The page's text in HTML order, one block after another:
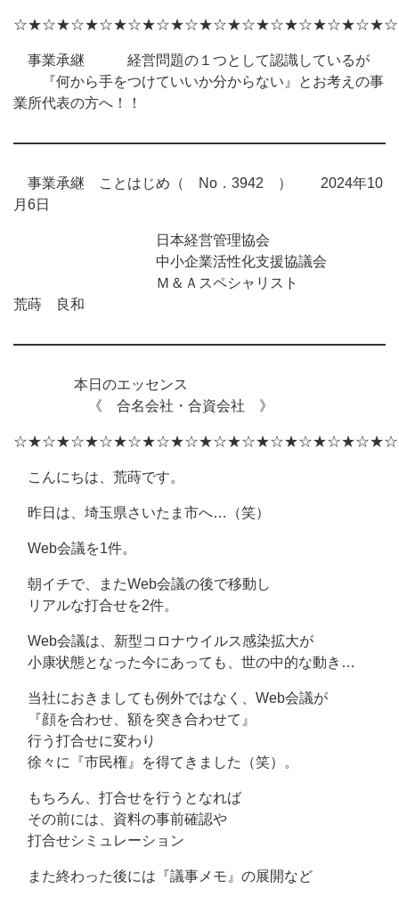
事業承継 経営問題の１つとして認識しているが
『何から手をつけていいか分からない』とお考えの事
業所代表の方へ！！
事業承継 ことはじめ（ No．3942 ） 2024年10
月6日
日本経営管理協会
中小企業活性化支援協議会
Ｍ＆Ａスペシャリスト
荒蒔 良和
本日のエッセンス
《 合名会社・合資会社 》
こんにちは、荒蒔です。
昨日は、埼玉県さいたま市へ…（笑）
Web会議を1件。
朝イチで、またWeb会議の後で移動し
リアルな打合せを2件。
Web会議は、新型コロナウイルス感染拡大が
小康状態となった今にあっても、世の中的な動き…
当社におきましても例外ではなく、Web会議が
『顔を合わせ、額を突き合わせて』
行う打合せに変わり
徐々に『市民権』を得てきました（笑）。
もちろん、打合せを行うとなれば
その前には、資料の事前確認や
打合せシミュレーション
また終わった後には『議事メモ』の展開など